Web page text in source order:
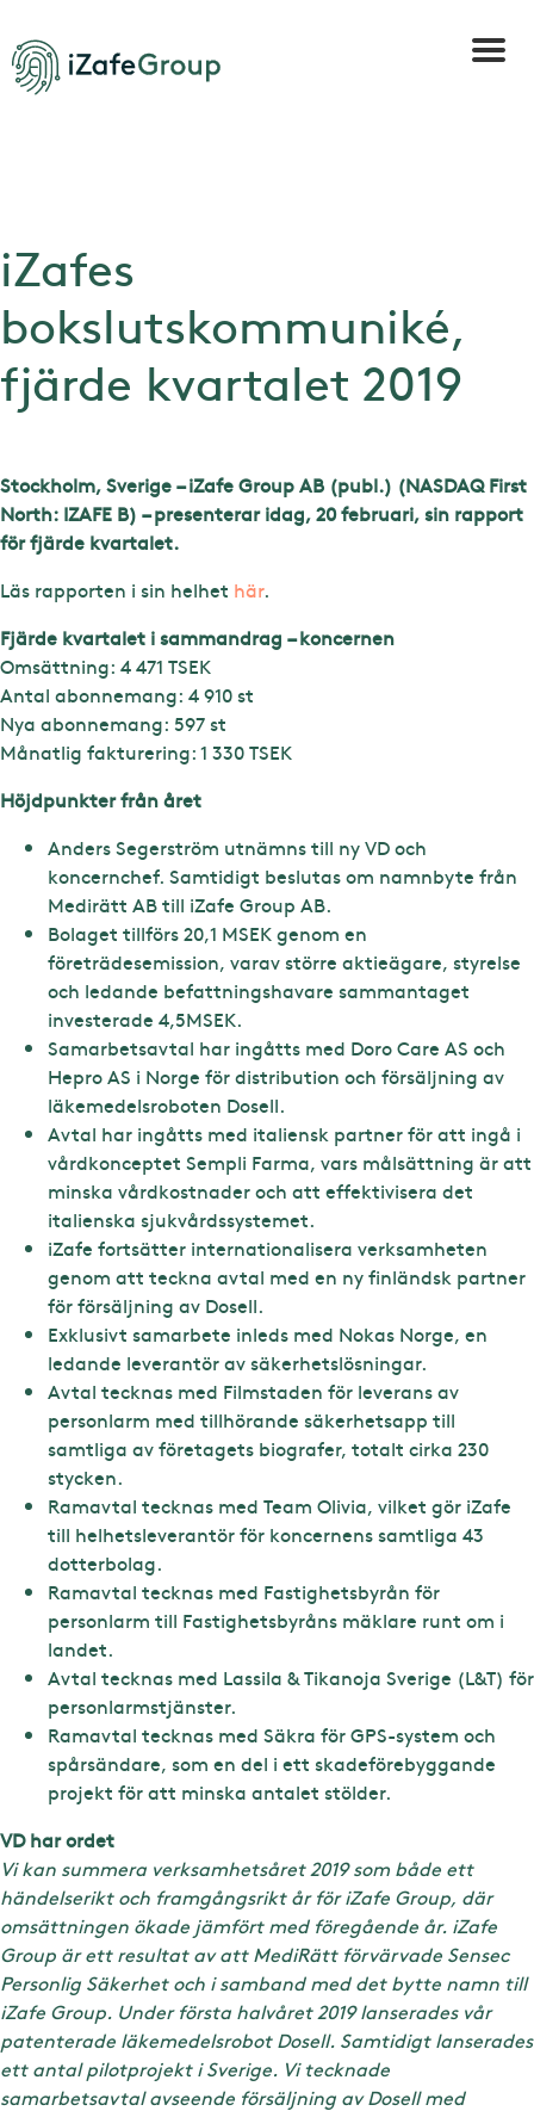
iZafes
bokslutskommuniké,
fjärde kvartalet 2019
Stockholm, Sverige – iZafe Group AB (publ.) (NASDAQ First
North: IZAFE B) – presenterar idag, 20 februari, sin rapport
för fjärde kvartalet.
Läs rapporten i sin helhet här.
Fjärde kvartalet i sammandrag – koncernen
Omsättning: 4 471 TSEK
Antal abonnemang: 4 910 st
Nya abonnemang: 597 st
Månatlig fakturering: 1 330 TSEK
Höjdpunkter från året
Anders Segerström utnämns till ny VD och
koncernchef. Samtidigt beslutas om namnbyte från
Medirätt AB till iZafe Group AB.
Bolaget tillförs 20,1 MSEK genom en
företrädesemission, varav större aktieägare, styrelse
och ledande befattningshavare sammantaget
investerade 4,5MSEK.
Samarbetsavtal har ingåtts med Doro Care AS och
Hepro AS i Norge för distribution och försäljning av
läkemedelsroboten Dosell.
Avtal har ingåtts med italiensk partner för att ingå i
vårdkonceptet Sempli Farma, vars målsättning är att
minska vårdkostnader och att effektivisera det
italienska sjukvårdssystemet.
iZafe fortsätter internationalisera verksamheten
genom att teckna avtal med en ny finländsk partner
för försäljning av Dosell.
Exklusivt samarbete inleds med Nokas Norge, en
ledande leverantör av säkerhetslösningar.
Avtal tecknas med Filmstaden för leverans av
personlarm med tillhörande säkerhetsapp till
samtliga av företagets biografer, totalt cirka 230
stycken.
Ramavtal tecknas med Team Olivia, vilket gör iZafe
till helhetsleverantör för koncernens samtliga 43
dotterbolag.
Ramavtal tecknas med Fastighetsbyrån för
personlarm till Fastighetsbyråns mäklare runt om i
landet.
Avtal tecknas med Lassila & Tikanoja Sverige (L&T) för
personlarmstjänster.
Ramavtal tecknas med Säkra för GPS-system och
spårsändare, som en del i ett skadeförebyggande
projekt för att minska antalet stölder.
VD har ordet
Vi kan summera verksamhetsåret 2019 som både ett
händelserikt och framgångsrikt år för iZafe Group, där
omsättningen ökade jämfört med föregående år. iZafe
Group är ett resultat av att MediRätt förvärvade Sensec
Personlig Säkerhet och i samband med det bytte namn till
iZafe Group. Under första halvåret 2019 lanserades vår
patenterade läkemedelsrobot Dosell. Samtidigt lanserades
ett antal pilotprojekt i Sverige. Vi tecknade
samarbetsavtal avseende försäljning av Dosell med